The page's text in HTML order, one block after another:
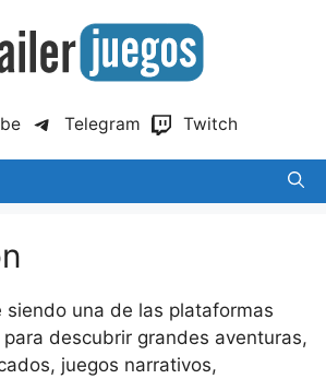
Telegram Twitch
siendo una de las plataformas
descubrir grandes aventuras,
juegos narrativos,